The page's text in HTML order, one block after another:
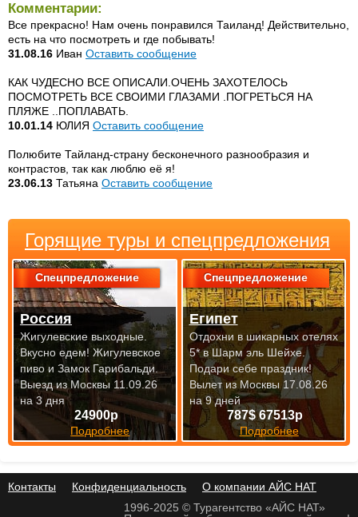
Комментарии:
Все прекрасно! Нам очень понравился Таиланд! Действительно,
есть на что посмотреть и где побывать!
31.08.16 Иван Оставить сообщение
КАК ЧУДЕСНО ВСЕ ОПИСАЛИ.ОЧЕНЬ ЗАХОТЕЛОСЬ
ПОСМОТРЕТЬ ВСЕ СВОИМИ ГЛАЗАМИ .ПОГРЕТЬСЯ НА
ПЛЯЖЕ ..ПОПЛАВАТЬ.
10.01.14 ЮЛИЯ Оставить сообщение
Полюбите Тайланд-страну бесконечного разнообразия и
контрастов, так как люблю её я!
23.06.13 Татьяна Оставить сообщение
Горящие туры и спецпредложения
Спецпредложение
24900р
Подробнее
Россия
Жигулевские выходные.
Вкусно едем! Жигулевское
пиво и Замок Гарибальди.
Выезд из Москвы 11.09.26
на 3 дня
Спецпредложение
787$ 67513р
Подробнее
Египет
Отдохни в шикарных отелях
5* в Шарм эль Шейхе.
Подари себе праздник!
Вылет из Москвы 17.08.26
на 9 дней
Контакты Конфиденциальность
О компании АЙС НАТ
1996-2025 © Турагентство «АЙС НАТ»